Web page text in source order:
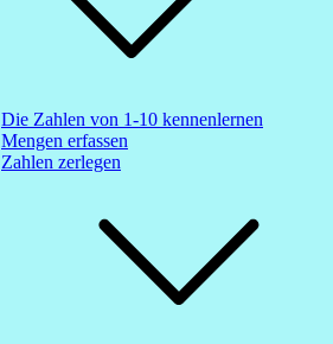
Die Zahlen von 1-10 kennenlernen
Mengen erfassen
Zahlen zerlegen